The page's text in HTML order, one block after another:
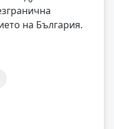
на България.